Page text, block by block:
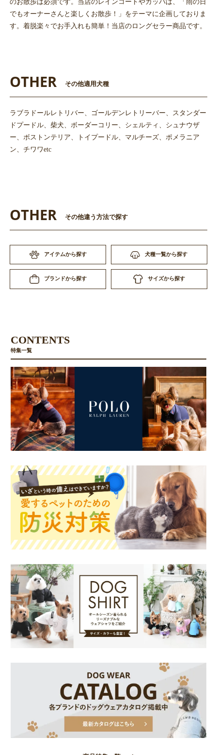
のお散歩は必須です。当店のレインコートやカッパは、「雨の日
でもオーナーさんと楽しくお散歩！」をテーマに企画しておりま
す。着脱楽々でお手入れも簡単！当店のロングセラー商品です。
OTHER その他適用犬種
ラブラドールレトリバー、ゴールデンレトリーバー、スタンダー
ドプードル、柴犬、ボーダーコリー、シェルティ、シュナウザ
ー、ボストンテリア、トイプードル、マルチーズ、ポメラニア
ン、チワワetc
OTHER その他違う方法で探す
アイテムから探す 犬種一覧から探す
ブランドから探す サイズから探す
CONTENTS
特集一覧